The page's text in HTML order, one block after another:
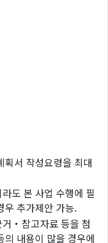
서 작성요령을 최대
도 본 사업 수행에 필
우 추가제안 가능.
・참고자료 등을 첨
내용이 많을 경우에